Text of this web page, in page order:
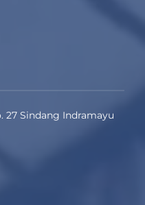
27 Sindang Indramayu